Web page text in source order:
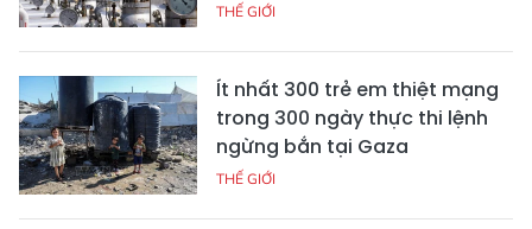
THẾ GIỚI
Ít nhất 300 trẻ em thiệt mạng
trong 300 ngày thực thi lệnh
ngừng bắn tại Gaza
THẾ GIỚI